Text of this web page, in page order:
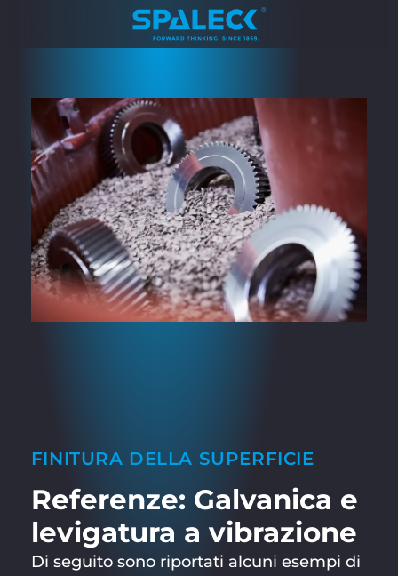
FINITURA DELLA SUPERFICIE
Referenze: Galvanica e
levigatura a vibrazione
Di seguito sono riportati alcuni esempi di